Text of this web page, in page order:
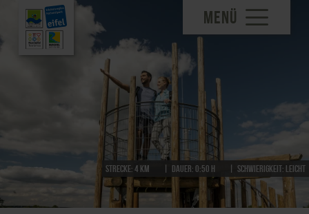
MENÜ
Strecke:4 km Dauer:0:50 h Schwierigkeit: leicht